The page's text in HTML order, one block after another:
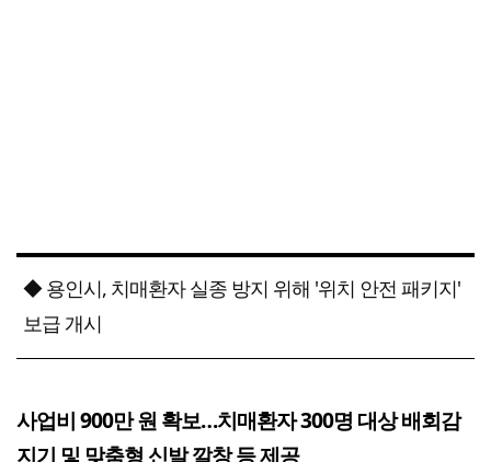
◆ 용인시, 치매환자 실종 방지 위해 '위치 안전 패키지'
보급 개시
사업비 900만 원 확보…치매환자 300명 대상 배회감
지기 및 맞춤형 신발 깔창 등 제공